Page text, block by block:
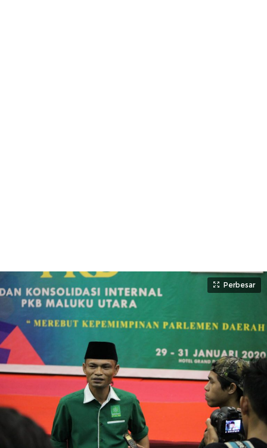
Perbesar